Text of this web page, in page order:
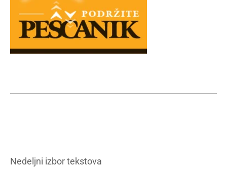
Nedeljni izbor tekstova